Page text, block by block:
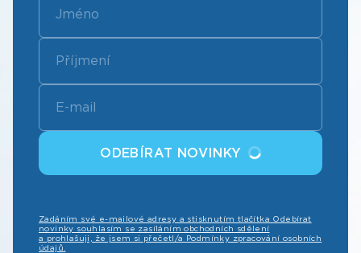
ODEBÍRAT NOVINKY
Zadáním své e-mailové adresy a stisknutím tlačítka Odebírat
novinky souhlasím se zasíláním obchodních sdělení
a prohlašuji, že jsem si přečetl/a Podmínky zpracování osobních
údajů.